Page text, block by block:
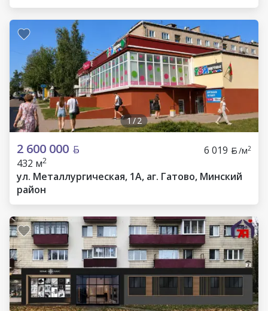
1/2
2 600 000 6 019 /м2
432 м2
ул. Металлургическая, 1А, аг. Гатово, Минский
район